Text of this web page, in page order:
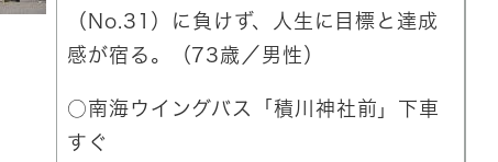
（No.31）に負けず、人生に目標と達成
感が宿る。（73歳／男性）
○南海ウイングバス「積川神社前」下車
すぐ